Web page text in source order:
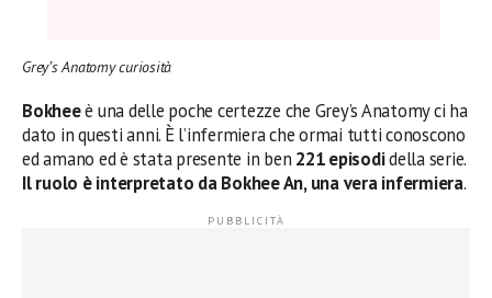
Grey’s Anatomy curiosità
Bokheeè una delle poche certezze che Grey’s Anatomy ci ha
dato in questi anni. È l’infermiera che ormai tutti conoscono
ed amano ed è stata presente in ben 221 episodidella serie.
Il ruolo è interpretato da Bokhee An, una vera infermiera.